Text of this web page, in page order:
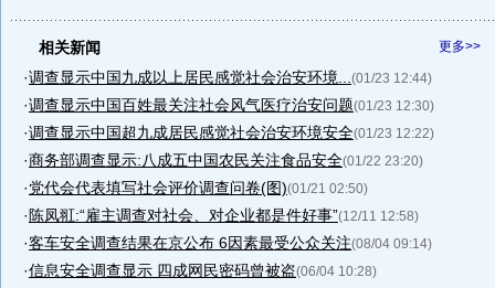
更多>>
相关新闻
·调查显示中国九成以上居民感觉社会治安环境... (01/23 12:44)
·调查显示中国百姓最关注社会风气医疗治安问题(01/23 12:30)
·调查显示中国超九成居民感觉社会治安环境安全(01/23 12:22)
·商务部调查显示:八成五中国农民关注食品安全(01/22 23:20)
·党代会代表填写社会评价调查问卷(图)(01/21 02:50)
· 陈凤羾:“雇主调查对社会、对企业都是件好事”(12/11 12:58)
·客车安全调查结果在京公布 6因素最受公众关注(08/04 09:14)
·信息安全调查显示 四成网民密码曾被盗(06/04 10:28)